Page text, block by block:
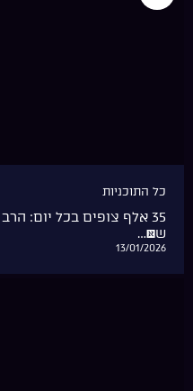
כל התוכניות
35 אלף צופים בכל יום:
ש�…
13/01/2026